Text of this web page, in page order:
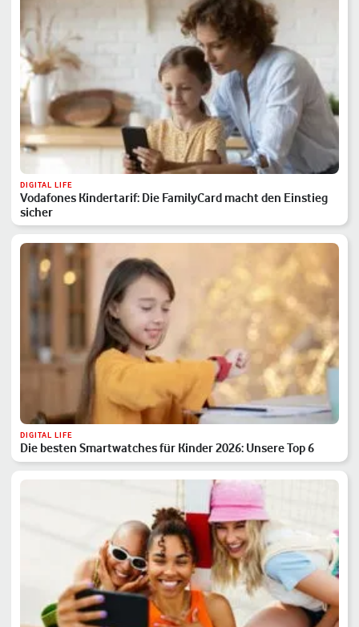
DIGITAL LIFE
Vodafones Kindertarif: Die FamilyCard macht den Einstieg
sicher
DIGITAL LIFE
Die besten Smartwatches für Kinder 2026: Unsere Top 6